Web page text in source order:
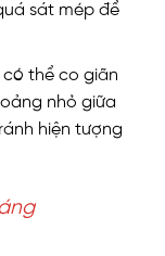
sát mép để
có thể co giãn
nhỏ giữa
hiện tượng